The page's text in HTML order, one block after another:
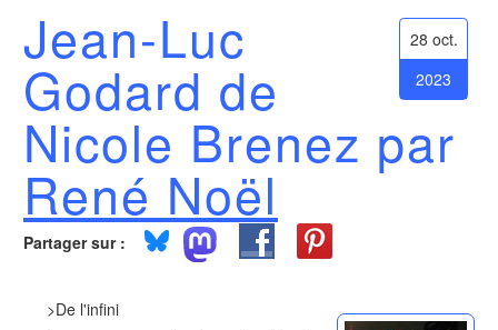
28 oct.
2023
Jean-Luc
Godard de
Nicole Brenez par
René Noël
Partager sur :
>De l'infini